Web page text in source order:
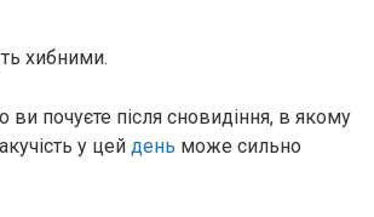
хибними.
почуєте після сновидіння, в якому
у цей день може сильно